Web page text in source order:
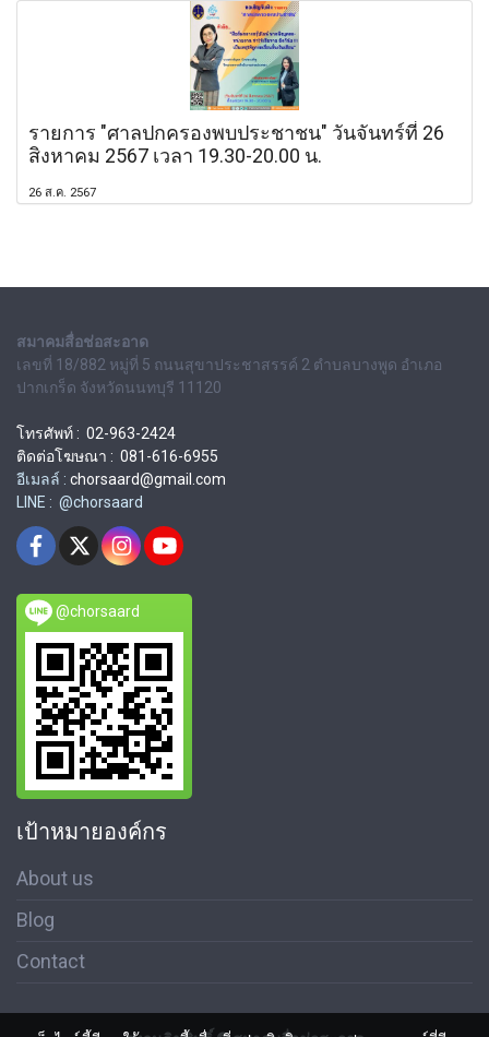
รายการ "ศาลปกครองพบประชาชน" วันจันทร์ที่ 26
สิงหาคม 2567 เวลา 19.30-20.00 น.
26 ส.ค. 2567
สมาคมสื่อช่อสะอาด
เลขที่ 18/882 หมู่ที่ 5 ถนนสุขาประชาสรรค์ 2 ตำบลบางพูด อำเภอ
ปากเกร็ด จังหวัดนนทบุรี 11120
โทรศัพท์ : 02-963-2424
ติดต่อโฆษณา : 081-616-6955
อีเมลล์ : chorsaard@gmail.com
LINE : @chorsaard
@chorsaard
เป้าหมายองค์กร
About us
Blog
Contact